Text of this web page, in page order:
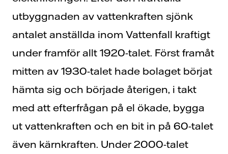
utbyggnaden av vattenkraften sjönk
antalet anställda inom Vattenfall kraftigt
under framför allt 1920-talet. Först framåt
mitten av 1930-talet hade bolaget börjat
hämta sig och började återigen, i takt
med att efterfrågan på el ökade, bygga
ut vattenkraften och en bit in på 60-talet
även kärnkraften. Under 2000-talet